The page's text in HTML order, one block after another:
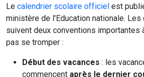
Le calendrier scolaire officiel est
ministère de l'Education nationale.
suivent deux conventions importantes
pas se tromper :
Début des vacances : les
commencent après le dernier